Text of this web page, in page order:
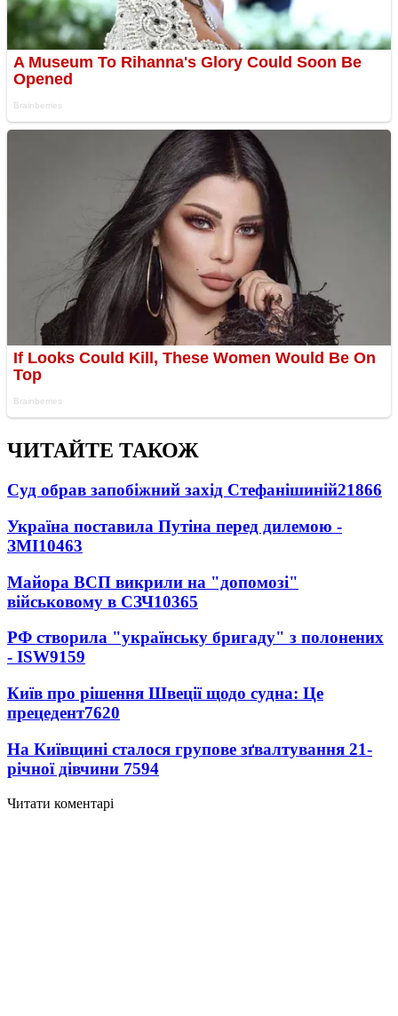
ЧИТАЙТЕ ТАКОЖ
Суд обрав запобіжний захід Стефанішиній21866
Україна поставила Путіна перед дилемою -
ЗМІ10463
Майора ВСП викрили на "допомозі"
військовому в СЗЧ10365
РФ створила "українську бригаду" з полонених
- ISW9159
Київ про рішення Швеції щодо судна: Це
прецедент7620
На Київщині сталося групове зґвалтування 21-
річної дівчини 7594
Читати коментарі